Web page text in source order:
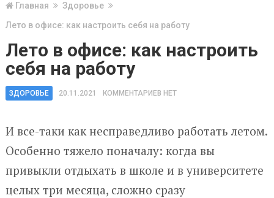
Главная
Здоровье
Лето в офисе: как настроить себя на работу
Лето в офисе: как настроить
себя на работу
ЗДОРОВЬЕ 20.11.2021 КОММЕНТАРИЕВ НЕТ
И все-таки как несправедливо работать летом.
Особенно тяжело поначалу: когда вы
привыкли отдыхать в школе и в университете
целых три месяца, сложно сразу